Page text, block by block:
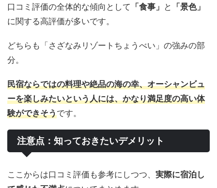
口コミ評価の全体的な傾向として 「食事」 と 「景色」
に関する高評価が多いです。
どちらも「さざなみリゾートちょうべい」の強みの部
分。
民宿ならではの料理や絶品の海の幸、オーシャンビュ
ーを楽しみたいという人には、かなり満足度の高い体
験ができそうです。
注意点：知っておきたいデメリット
ここからは口コミ評価も参考にしつつ、 実際に宿泊し